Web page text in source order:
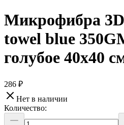
Микрофибра 3D
towel blue
голубое 40х40
286 ₽
Нет в наличии
Количество: